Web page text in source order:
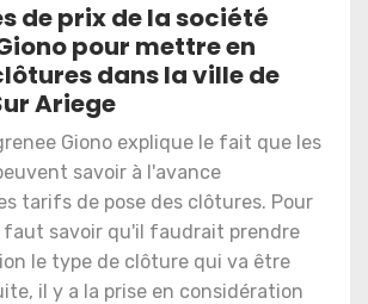
de prix de la société
pour mettre en
dans la ville de
Ariege
Giono explique le fait que les
savoir à l'avance
tarifs de pose des clôtures. Pour
faut savoir qu'il faudrait prendre
le type de clôture qui va être
il y a la prise en considération